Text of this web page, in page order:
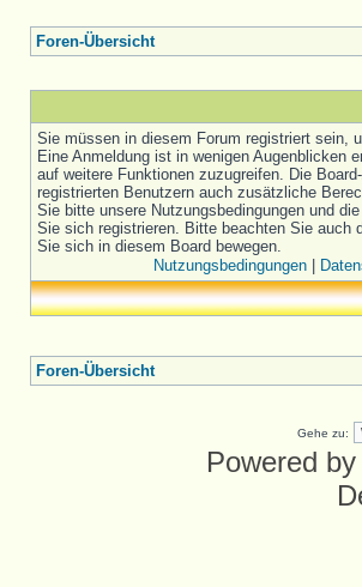
Foren-Übersicht
Sie müssen in diesem Forum registriert sein,
Eine Anmeldung ist in wenigen Augenblicken
auf weitere Funktionen zuzugreifen. Die
registrierten Benutzern auch zusätzliche
Sie bitte unsere Nutzungsbedingungen und
Sie sich registrieren. Bitte beachten Sie auch
Sie sich in diesem Board bewegen.
Nutzungsbedingungen|
Foren-Übersicht
Gehe zu:
Powered by